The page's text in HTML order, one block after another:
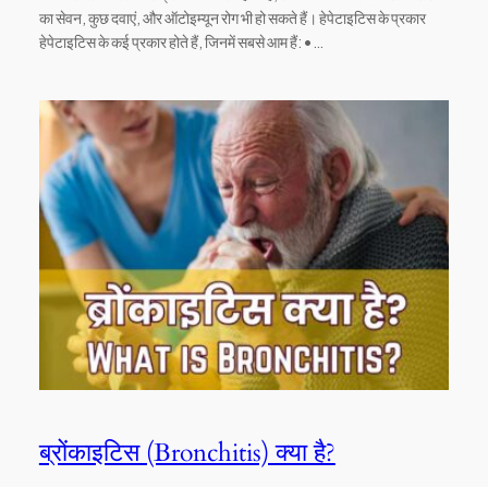
का सेवन, कुछ दवाएं, और ऑटोइम्यून रोग भी हो सकते हैं। हेपेटाइटिस के प्रकार
हेपेटाइटिस के कई प्रकार होते हैं, जिनमें सबसे आम हैं: •…
ब्रोंकाइटिस (Bronchitis) क्या है?